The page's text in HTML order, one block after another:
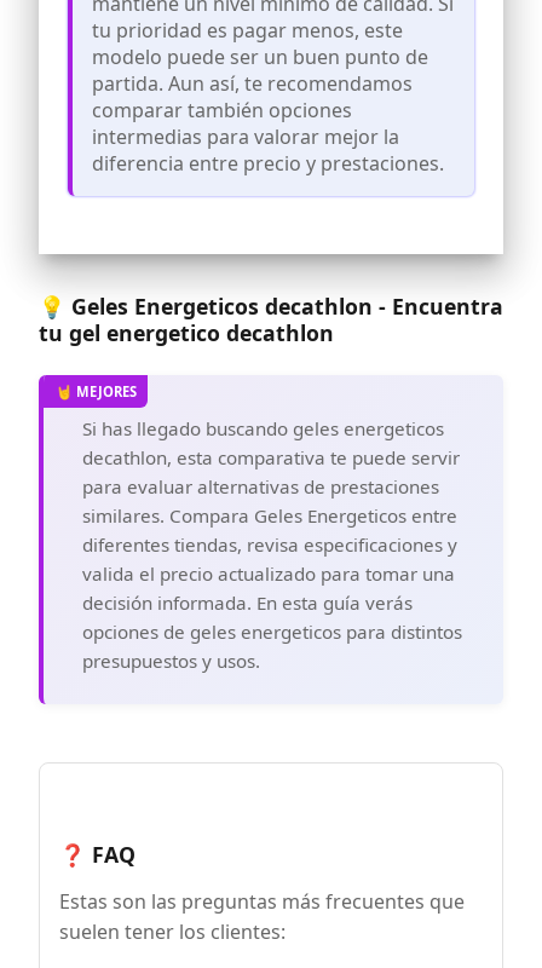
100mg de cafeína, brindando un impulso
para tu sprint final. Tomar hasta dos
geles durante la actividad deportiva
para maximizar el rendimiento
BENEFICIOS PARA LA SALUD: Además de
ser sin gluten y sin grasas, el gel
contiene vitamina B1. El producto debe
ser utilizado como parte de una dieta
variada y equilibrada, y un estilo de vida
sabor a cola y una dulzura moderada a
consistencia ha sido diseñada para
facilitar la ingesta de un alto contenido
de carbohidratos
tu prioridad es pagar menos, este
modelo puede ser un buen punto de
partida. Aun así, te recomendamos
comparar también opciones
intermedias para valorar mejor la
diferencia entre precio y prestaciones.
💡 Geles Energeticos decathlon - Encuentra
tu gel energetico decathlon
Si has llegado buscando geles energeticos
decathlon, esta comparativa te puede servir
para evaluar alternativas de prestaciones
similares. Compara Geles Energeticos entre
diferentes tiendas, revisa especificaciones y
valida el precio actualizado para tomar una
decisión informada. En esta guía verás
opciones de geles energeticos para distintos
presupuestos y usos.
❓ FAQ
Estas son las preguntas más frecuentes que
suelen tener los clientes: